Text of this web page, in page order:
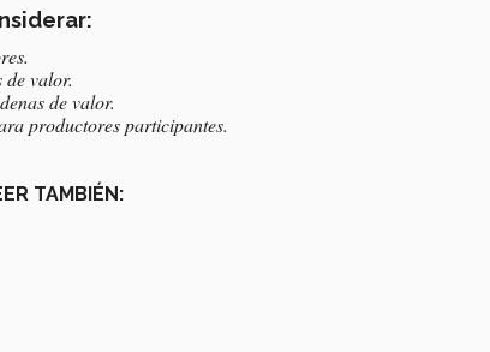
de valor.
de valor.
productores participantes.
TAMBIÉN: